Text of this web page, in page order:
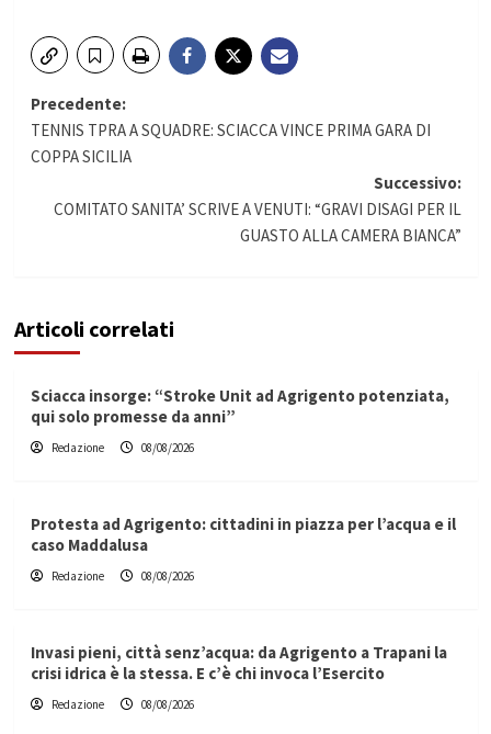
Navigazione
articolo
Precedente:
TENNIS TPRA A SQUADRE: SCIACCA VINCE PRIMA GARA DI
COPPA SICILIA
Successivo:
COMITATO SANITA’ SCRIVE A VENUTI: “GRAVI DISAGI PER IL
GUASTO ALLA CAMERA BIANCA”
Articoli correlati
Sciacca insorge: “Stroke Unit ad Agrigento potenziata,
qui solo promesse da anni”
Redazione 08/08/2026
Protesta ad Agrigento: cittadini in piazza per l’acqua e il
caso Maddalusa
Redazione 08/08/2026
Invasi pieni, città senz’acqua: da Agrigento a Trapani la
crisi idrica è la stessa. E c’è chi invoca l’Esercito
Redazione 08/08/2026